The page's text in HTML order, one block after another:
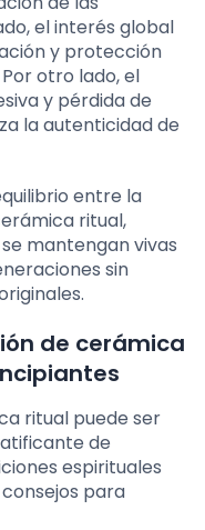
el interés global
y protección
otro lado, el
y pérdida de
la autenticidad de
entre la
ritual,
mantengan vivas
sin
de cerámica
ritual puede ser
de
espirituales
para